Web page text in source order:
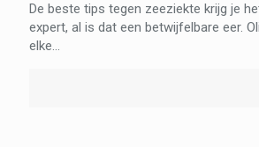
De beste tips tegen zeeziekte krijg je
expert, al is dat een betwijfelbare eer.
elke...